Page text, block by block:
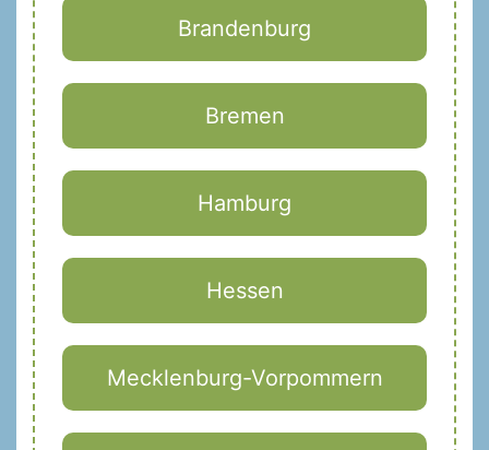
Brandenburg
Bremen
Hamburg
Hessen
Mecklenburg-Vorpommern